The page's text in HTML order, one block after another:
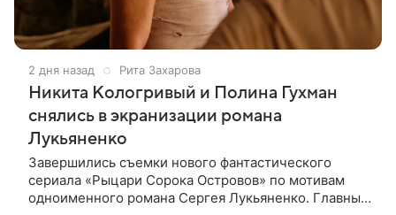
2 дня назад Рита Захарова
Никита Кологривый и Полина Гухман
снялись в экранизации романа
Лукьяненко
Завершились съемки нового фантастического
сериала «Рыцари Сорока Островов» по мотивам
одноименного романа Сергея Лукьяненко. Главные